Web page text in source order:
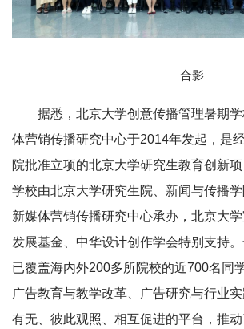
合影
据悉，北京大学创意传播管理暑期
体营销传播研究中心于2014年发起，是
院批准立项的北京大学研究生教育创新
学校由北京大学研究生院、新闻与传播
新媒体营销传播研究中心承办，北京大
发展基金、中华设计创作学会特别支持
已覆盖海内外200多所院校的近700名同
广告教育与教学改革、广告研究与行业
有无、彼此观照、相互促进的平台，推